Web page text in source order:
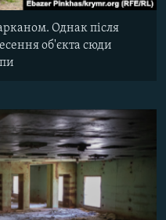
Однак після
об'єкта сюди